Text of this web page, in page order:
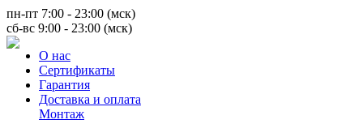
пн-пт 7:00 - 23:00 (мск)
сб-вс 9:00 - 23:00 (мск)
О нас
Сертификаты
Гарантия
Доставка и оплата
Монтаж